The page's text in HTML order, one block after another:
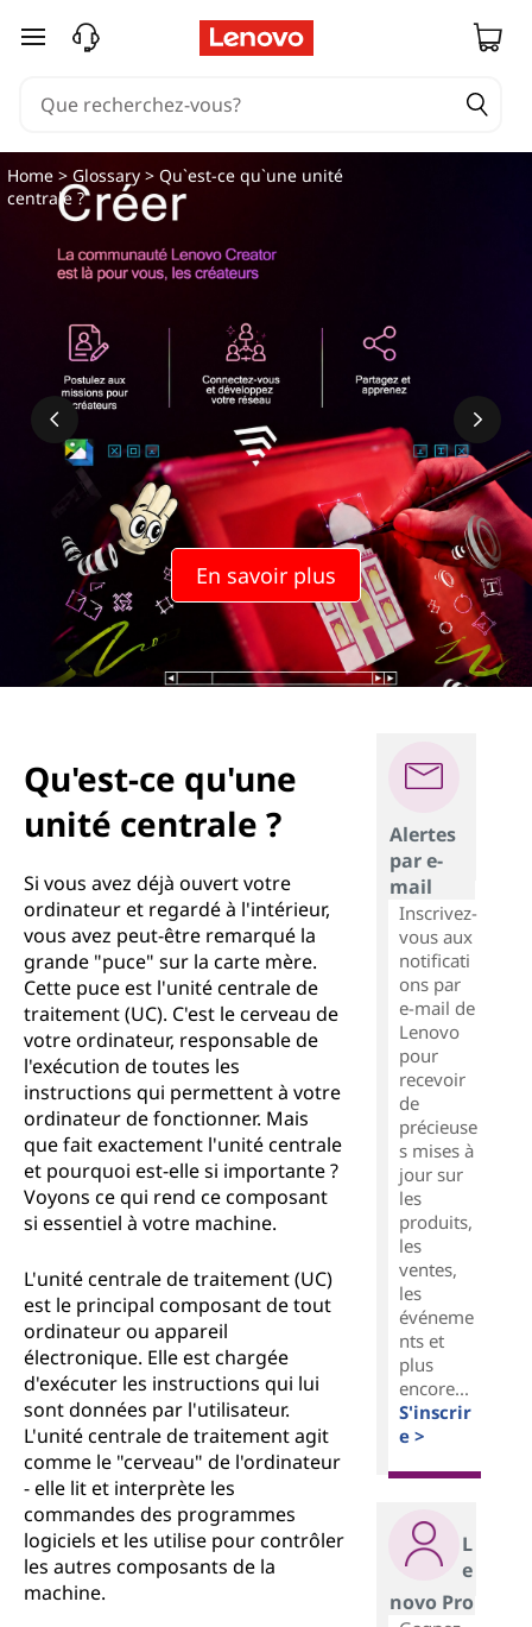
passer au contenu principal
En savoir plus
Home >Glossary > Qu`est-ce qu`une unité
centrale ?
Qu'est-ce qu'une
unité centrale ?
Si vous avez déjà ouvert votre
ordinateur et regardé à l'intérieur,
vous avez peut-être remarqué la
grande "puce" sur la carte mère.
Cette puce est l'unité centrale de
traitement (UC). C'est le cerveau de
votre ordinateur, responsable de
l'exécution de toutes les
instructions qui permettent à votre
ordinateur de fonctionner. Mais
que fait exactement l'unité centrale
et pourquoi est-elle si importante ?
Voyons ce qui rend ce composant
si essentiel à votre machine.
L'unité centrale de traitement (UC)
est le principal composant de tout
ordinateur ou appareil
électronique. Elle est chargée
d'exécuter les instructions qui lui
sont données par l'utilisateur.
L'unité centrale de traitement agit
comme le "cerveau" de l'ordinateur
- elle lit et interprète les
commandes des programmes
logiciels et les utilise pour contrôler
les autres composants de la
machine.
Alertes
par e-
mail
Inscrivez-
vous aux
notificati
ons par
e-mail de
Lenovo
pour
recevoir
de
précieuse
s mises à
jour sur
les
produits,
les
ventes,
les
événeme
nts et
plus
encore...
S'inscrir
e >
L
e
novo Pro